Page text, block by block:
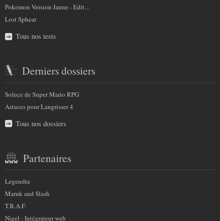
Pokemon Version Jaune - Edit...
Lost Sphear
Tous nos tests
Derniers dossiers
Soluce de Super Mario RPG
Astuces pour Langrisser 4
Tous nos dossiers
Partenaires
Legendra
Maruk and Slash
T.R.A.F.
Nigel : Intégrateur web